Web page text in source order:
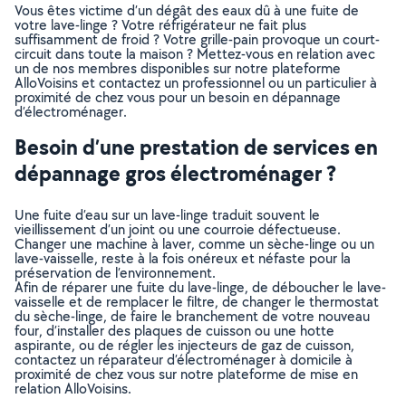
Vous êtes victime d’un dégât des eaux dû à une fuite de
votre lave-linge ? Votre réfrigérateur ne fait plus
suffisamment de froid ? Votre grille-pain provoque un court-
circuit dans toute la maison ? Mettez-vous en relation avec
un de nos membres disponibles sur notre plateforme
AlloVoisins et contactez un professionnel ou un particulier à
proximité de chez vous pour un besoin en dépannage
d’électroménager.
Besoin d’une prestation de services en
dépannage gros électroménager ?
Une fuite d’eau sur un lave-linge traduit souvent le
vieillissement d’un joint ou une courroie défectueuse.
Changer une machine à laver, comme un sèche-linge ou un
lave-vaisselle, reste à la fois onéreux et néfaste pour la
préservation de l’environnement.
Afin de réparer une fuite du lave-linge, de déboucher le lave-
vaisselle et de remplacer le filtre, de changer le thermostat
du sèche-linge, de faire le branchement de votre nouveau
four, d’installer des plaques de cuisson ou une hotte
aspirante, ou de régler les injecteurs de gaz de cuisson,
contactez un réparateur d’électroménager à domicile à
proximité de chez vous sur notre plateforme de mise en
relation AlloVoisins.